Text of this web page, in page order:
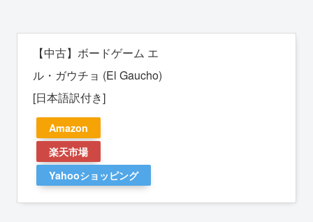
【中古】ボードゲーム エ
ル・ガウチョ (El Gaucho)
[日本語訳付き]
Amazon
楽天市場
Yahooショッピング